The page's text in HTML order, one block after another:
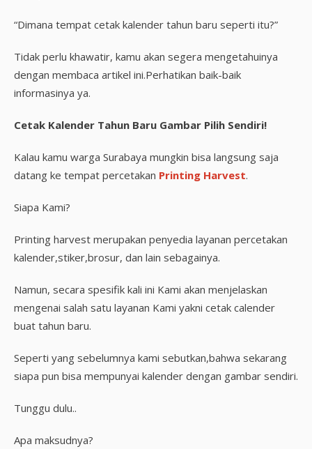
“Dimana tempat cetak kalender tahun baru seperti itu?”
Tidak perlu khawatir, kamu akan segera mengetahuinya
dengan membaca artikel ini.Perhatikan baik-baik
informasinya ya.
Cetak Kalender Tahun Baru Gambar Pilih Sendiri!
Kalau kamu warga Surabaya mungkin bisa langsung saja
datang ke tempat percetakan Printing Harvest.
Siapa Kami?
Printing harvest merupakan penyedia layanan percetakan
kalender,stiker,brosur, dan lain sebagainya.
Namun, secara spesifik kali ini Kami akan menjelaskan
mengenai salah satu layanan Kami yakni cetak calender
buat tahun baru.
Seperti yang sebelumnya kami sebutkan,bahwa sekarang
siapa pun bisa mempunyai kalender dengan gambar sendiri.
Tunggu dulu..
Apa maksudnya?